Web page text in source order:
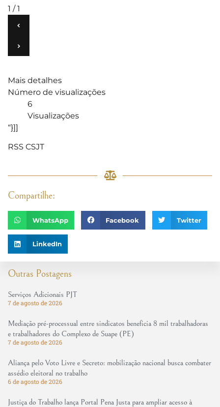
Outras Postagens
Serviços Adicionais PJT
7 de agosto de 2026
Mediação pré-processual entre sindicatos beneficia 8 mil trabalhadoras
e trabalhadores do Complexo de Suape (PE)
7 de agosto de 2026
Aliança pelo Voto Livre e Secreto: mobilização nacional busca combater
assédio eleitoral no trabalho
6 de agosto de 2026
Justiça do Trabalho lança Portal Pena Justa para ampliar acesso à
1 / 1
‹
›
Mais detalhes
Número de visualizações
6
Visualizações
“}]]
RSS CSJT
Compartilhe:
WhatsApp Facebook Twitter
LinkedIn